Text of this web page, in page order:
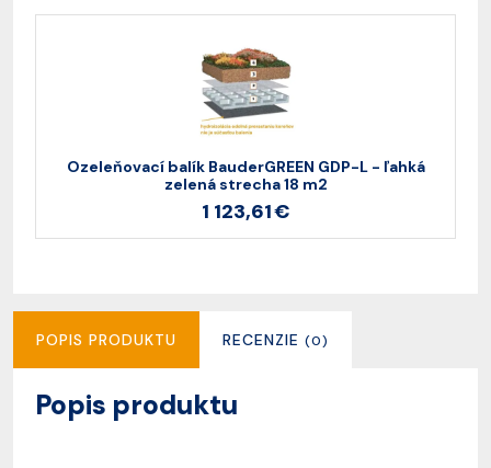
Ozeleňovací balík BauderGREEN GDP-L - ľahká
zelená strecha 18 m2
1 123,61 €
POPIS PRODUKTU RECENZIE (0)
Popis produktu